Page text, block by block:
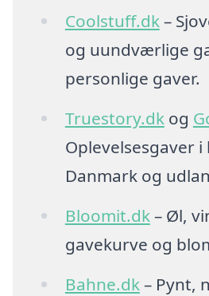
Coolstuff.dk–
og uundværlige
personlige gaver.
Truestory.dkog
Oplevelsesgaver i
Danmark og
Bloomit.dk– Øl,
gavekurve og
Bahne.dk– Pynt,